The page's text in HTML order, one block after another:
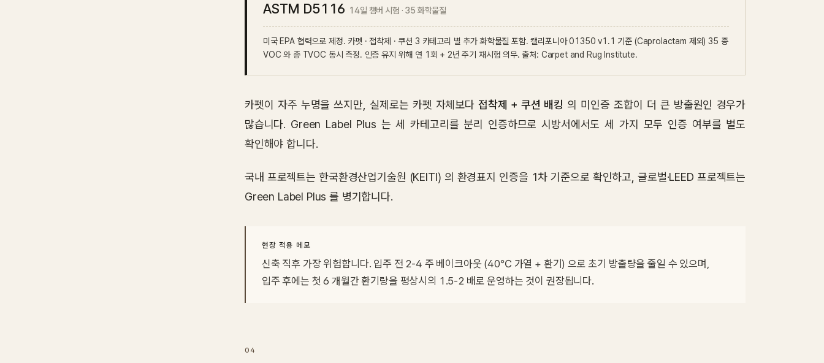
ASTM D5116 14일 챔버 시험 · 35 화학물질
미국 EPA 협력으로 제정. 카펫 · 접착제 · 쿠션 3 카테고리 별 추가 화학물질 포함. 캘리포니아 01350 v1.1 기준 (Caprolactam 제외) 35 종
VOC 와 총 TVOC 동시 측정. 인증 유지 위해 연 1회 + 2년 주기 재시험 의무. 출처: Carpet and Rug Institute.
카펫이 자주 누명을 쓰지만, 실제로는 카펫 자체보다접착제 + 쿠션 배킹 의 미인증 조합이 더 큰 방출원인 경우가
많습니다. Green Label Plus 는 세 카테고리를 분리 인증하므로 시방서에서도 세 가지 모두 인증 여부를 별도
확인해야 합니다.
국내 프로젝트는 한국환경산업기술원 (KEITI) 의 환경표지 인증을 1차 기준으로 확인하고, 글로벌·LEED 프로젝트는
Green Label Plus 를 병기합니다.
현장 적용 메모
신축 직후 가장 위험합니다. 입주 전 2-4 주 베이크아웃 (40℃ 가열 + 환기) 으로 초기 방출량을 줄일 수 있으며,
입주 후에는 첫 6 개월간 환기량을 평상시의 1.5-2 배로 운영하는 것이 권장됩니다.